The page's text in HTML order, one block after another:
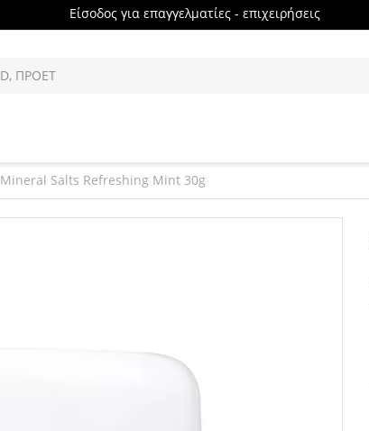
Είσοδος για επαγγελματίες - επιχειρήσεις
Mineral Salts Refreshing Mint 30g